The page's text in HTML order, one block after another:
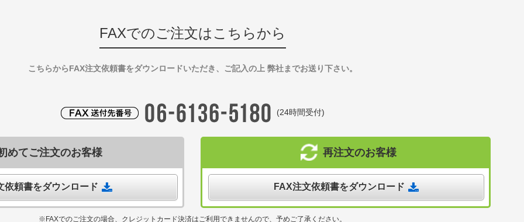
FAXでのご注文はこちらから
こちらからFAX注文依頼書をダウンロードいただき、ご記入の上 弊社までお送り下さい。
(24時間受付)
めてご注文のお客様
依頼書をダウンロード
再注文のお客様
FAX注文依頼書をダウンロード
※FAXでのご注文の場合、クレジットカード決済はご利用できませんので、予めご了承ください。